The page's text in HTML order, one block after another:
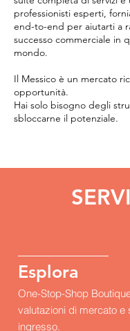
professionisti esperti,
end-to-end per aiutarti a
successo commerciale in
mondo.
Il Messico è un mercato
opportunità.
Hai solo bisogno degli
sbloccarne il potenziale.
Esplora
One-Stop-Shop
valutazioni di mercato e
ingresso.